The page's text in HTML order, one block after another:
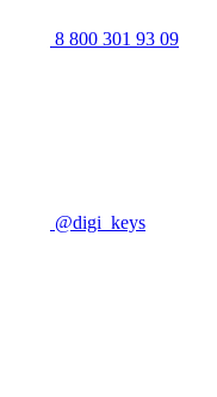
8 800 301 93 09
@digi_keys